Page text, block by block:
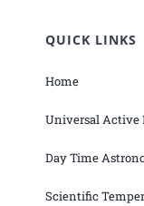
QUICK LINKS
Home
Universal Active
Day Time
Scientific Temper